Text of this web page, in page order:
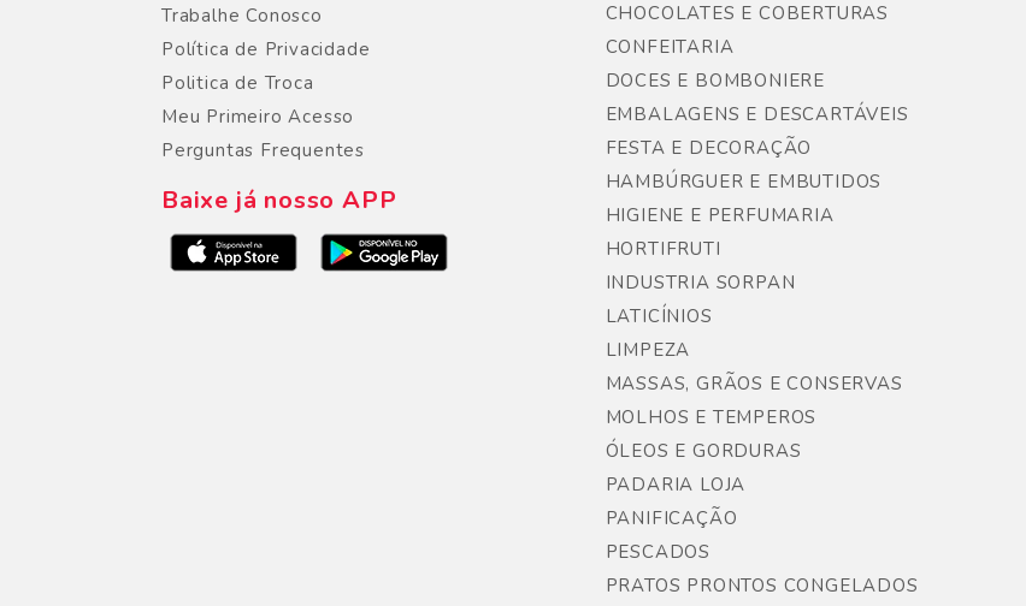
Trabalhe Conosco
Política de Privacidade
Politica de Troca
Meu Primeiro Acesso
Perguntas Frequentes
Baixe já nosso APP
CHOCOLATES E COBERTURAS
CONFEITARIA
DOCES E BOMBONIERE
EMBALAGENS E DESCARTÁVEIS
FESTA E DECORAÇÃO
HAMBÚRGUER E EMBUTIDOS
HIGIENE E PERFUMARIA
HORTIFRUTI
INDUSTRIA SORPAN
LATICÍNIOS
LIMPEZA
MASSAS, GRÃOS E CONSERVAS
MOLHOS E TEMPEROS
ÓLEOS E GORDURAS
PADARIA LOJA
PANIFICAÇÃO
PESCADOS
PRATOS PRONTOS CONGELADOS